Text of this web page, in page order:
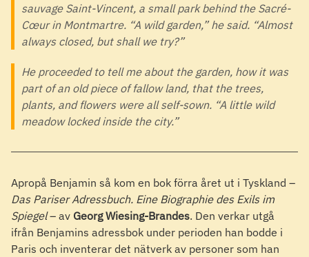
sauvage Saint-Vincent, a small park behind the Sacré-
Cœur in Montmartre. “A wild garden,” he said. “Almost
always closed, but shall we try?”
He proceeded to tell me about the garden, how it was
part of an old piece of fallow land, that the trees,
plants, and flowers were all self-sown. “A little wild
meadow locked inside the city.”
Apropå Benjamin så kom en bok förra året ut i Tyskland –
Das Pariser Adressbuch. Eine Biographie des Exils im
Spiegel– av Georg Wiesing-Brandes. Den verkar utgå
ifrån Benjamins adressbok under perioden han bodde i
Paris och inventerar det nätverk av personer som han